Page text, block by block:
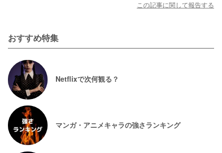
この記事に関して報告する
おすすめ特集
Netflixで次何観る？
マンガ・アニメキャラの強さランキング